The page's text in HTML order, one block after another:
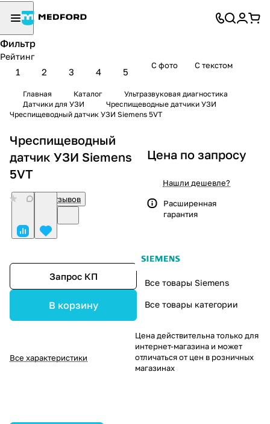
Фильтр
Рейтинг
1 2 3 4 5
С фото С текстом
Главная Каталог
Ультразвуковая диагностика
Датчики для УЗИ
Чреспищеводные датчики УЗИ
Чреспищеводный датчик УЗИ Siemens 5VT
Чреспищеводный
датчик УЗИ Siemens
5VT
Нет отзывов
Запрос КП
В корзину
Все характеристики
Цена по запросу
Нашли дешевле?
Расширенная
гарантия
Все товары Siemens
Все товары категории
Цена действительна только для
интернет-магазина и может
отличаться от цен в розничных
магазинах